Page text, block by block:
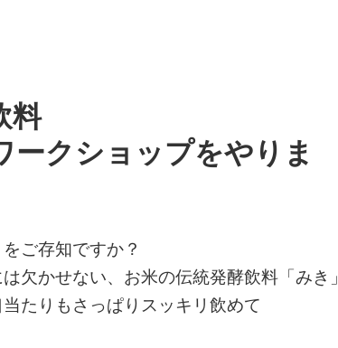
料
ークショップをやりま
ご存知ですか？
欠かせない、お米の伝統発酵飲料「みき」
たりもさっぱりスッキリ飲めて